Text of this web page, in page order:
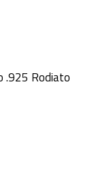
.925 Rodiato